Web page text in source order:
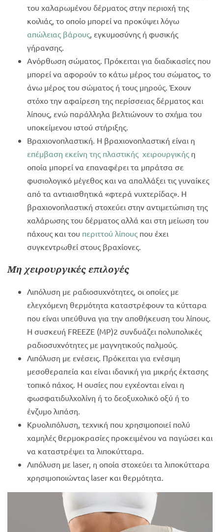
του χαλαρωμένου δέρματος στην περιοχή της
κοιλιάς, το οποίο μπορεί να προκύψει λόγω
απώλειας βάρους, εγκυμοσύνης ή φυσικής
γήρανσης.
Ανόρθωση σώματος. Πρόκειται για διαδικασίες που
μπορεί να αφορούν το κάτω μέρος του σώματος, το
άνω μέρος του σώματος ή τους μηρούς. Έχουν
στόχο την αφαίρεση της περίσσειας δέρματος και
λίπους, ενώ παράλληλα βελτιώνουν το σχήμα του
υποκείμενου ιστού στήριξης.
Βραχιονοπλαστική. Η βραχιονοπλαστική είναι η
επέμβαση εκείνη της πλαστικής χειρουργικής η
οποία μπορεί να επαναφέρει τα μπράτσα σε
φυσιολογικό μέγεθος και να απαλλάξει τις γυναίκες
από τα αντιαισθητικά «φτερά νυχτερίδας». Η
βραχιονοπλαστική στοχεύει στην αντιμετώπιση της
χαλάρωσης του δέρματος αλλά και στη μείωση του
πάχους και του περιττού λίπους που έχει
συγκεντρωθεί στους βραχίονες.
Μη χειρουργικές επιλογές
Λιπόλυση με ραδιοσυχνότητες, οι οποίες με
ελεγχόμενη θερμότητα καταστρέφουν τα κύτταρα
που είναι υπεύθυνα για την αποθήκευση του λίπους.
H συσκευή FREEZE (MP)2 συνδυάζει πολυπολικές
ραδιοσυχνότητες με μαγνητικούς παλμούς.
Λιπόλυση με ενέσεις. Πρόκειται για ενέσιμη
μεσοθεραπεία και είναι ιδανική για μικρής έκτασης
τοπικό πάχος. Η ουσίες που εγχέονται είναι η
φωσφατιδυλχολίνη ή το δεοξυχολικό οξύ ή το
ένζυμο λιπάση.
Κρυολιπόλυση, τεχνική που χρησιμοποιεί πολύ
χαμηλές θερμοκρασίες προκειμένου να παγώσει και
να καταστρέψει τα λιποκύτταρα.
Λιπόλυση με laser, η οποία στοχεύει τα λιποκύτταρα
χρησιμοποιώντας laser και θερμότητα.